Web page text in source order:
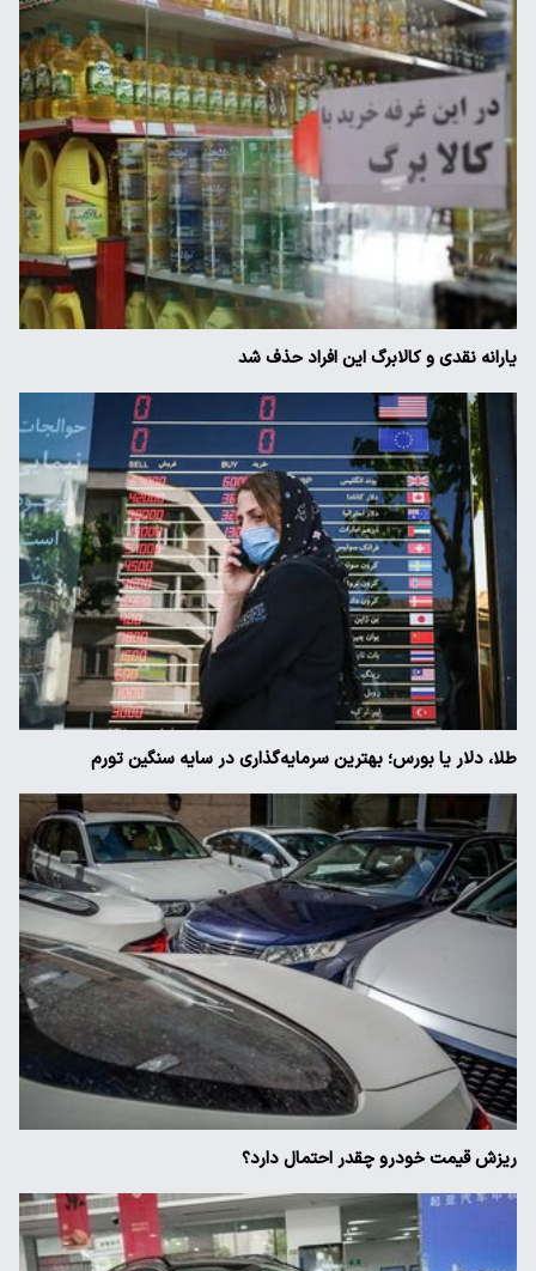
یارانه نقدی و کالابرگ این افراد حذف شد
طلا، دلار یا بورس؛ بهترین سرمایه‌گذاری در سایه سنگین تورم
ریزش قیمت خودرو چقدر احتمال دارد؟